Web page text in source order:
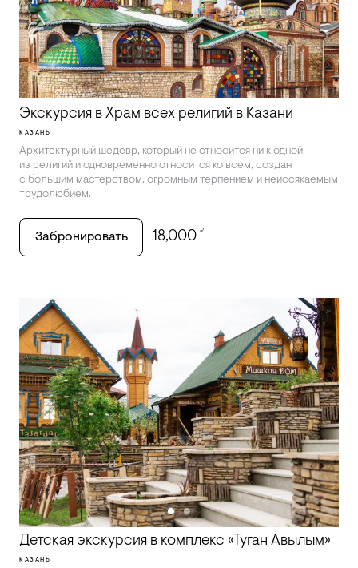
Экскурсия в Храм всех религий в Казани
КАЗАНЬ
Архитектурный шедевр, который не относится ни к одной
из религий и одновременно относится ко всем, создан
с большим мастерством, огромным терпением и неиссякаемым
трудолюбием.
Забронировать 18,000 ₽
Детская экскурсия в комплекс «Туган Авылым»
КАЗАНЬ